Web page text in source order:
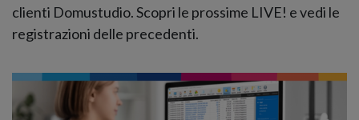
clienti Domustudio. Scopri le prossime LIVE! e vedi le
registrazioni delle precedenti.